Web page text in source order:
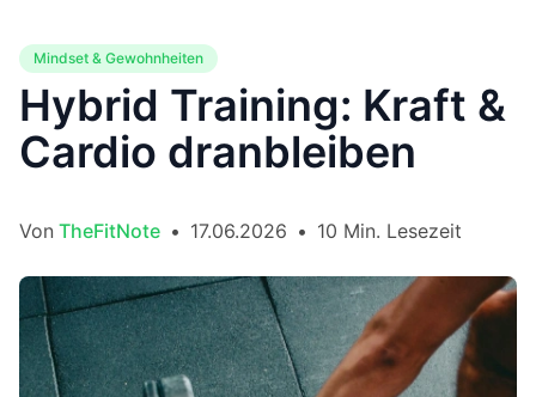
Mindset & Gewohnheiten
Hybrid Training: Kraft &
Cardio dranbleiben
Von TheFitNote • 17.06.2026 • 10 Min. Lesezeit